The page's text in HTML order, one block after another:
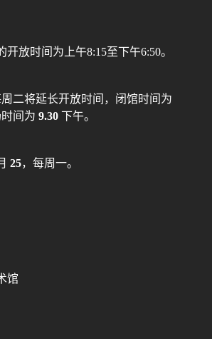
开放时间为上午8:15至下午6:50。
二将延长开放时间，闭馆时间为
间为 9.30 下午。
25，每周一。
馆